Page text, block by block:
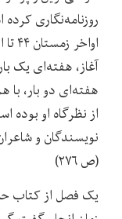
روزنامه‌نگاری
آغاز، هفته‌ای یک
هفته‌ای دو بار، با
از نظرگاه او بوده
نویسندگان و
(ص ۲۷۶)
یک فصل از کتاب